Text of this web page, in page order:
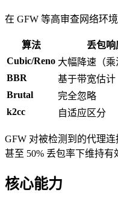
在 GFW 等高审查网络环
算法 丢包响
Cubic/Reno 大幅降速（乘
BBR
基于带宽估计
Brutal
完全忽略
k2cc
自适应区分
GFW 对被检测到的代理连
甚至 50% 丢包率下维持有
核心能力